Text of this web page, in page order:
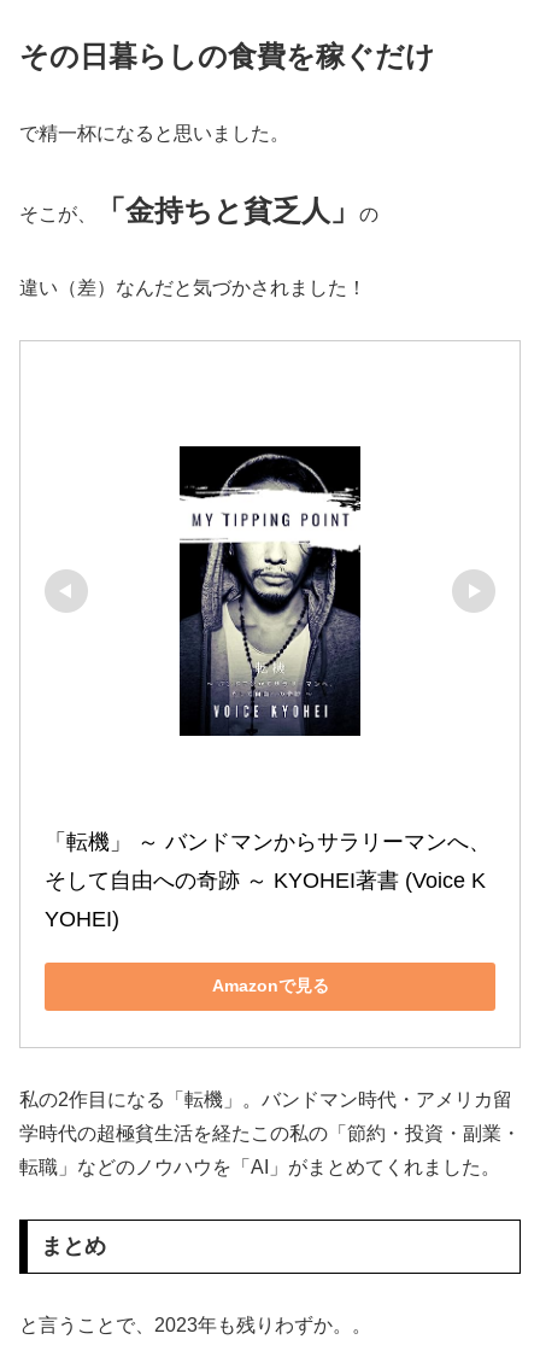
その日暮らしの食費を稼ぐだけ
で精一杯になると思いました。
そこが、 「金持ちと貧乏人」 の
違い（差）なんだと気づかされました！
「転機」 ～ バンドマンからサラリーマンへ、
そして自由への奇跡 ～ KYOHEI著書 (Voice K
YOHEI)
Amazonで見る
私の2作目になる「転機」。バンドマン時代・アメリカ留
学時代の超極貧生活を経たこの私の「節約・投資・副業・
転職」などのノウハウを「AI」がまとめてくれました。
まとめ
と言うことで、2023年も残りわずか。。